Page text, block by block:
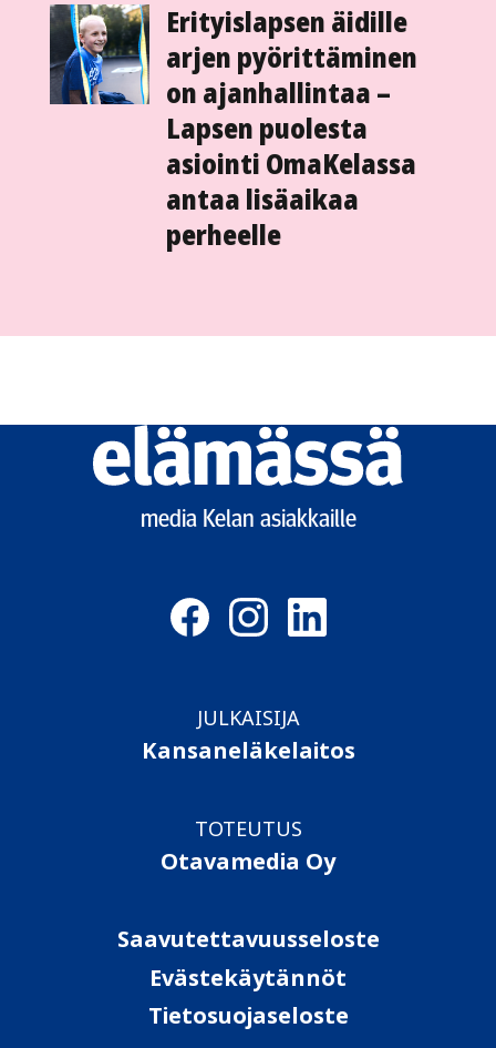
Erityislapsen äidille
arjen pyörittäminen
on ajan­hallintaa –
Lapsen puolesta
asiointi Oma­Kelassa
antaa lisä­aikaa
perheelle
Elämässä
logo
media Kelan asiakkaille
JULKAISIJA
Kansaneläkelaitos
TOTEUTUS
Otavamedia Oy
Saavutettavuusseloste
Evästekäytännöt
Tietosuojaseloste